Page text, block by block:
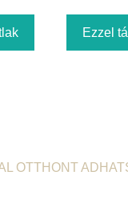
Ezzel
OTTHONT